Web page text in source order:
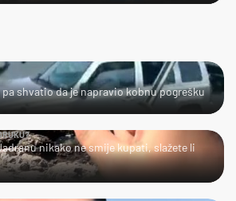
shvatio da je napravio kobnu pogrešku
nikako ne smije kupati, slažete li